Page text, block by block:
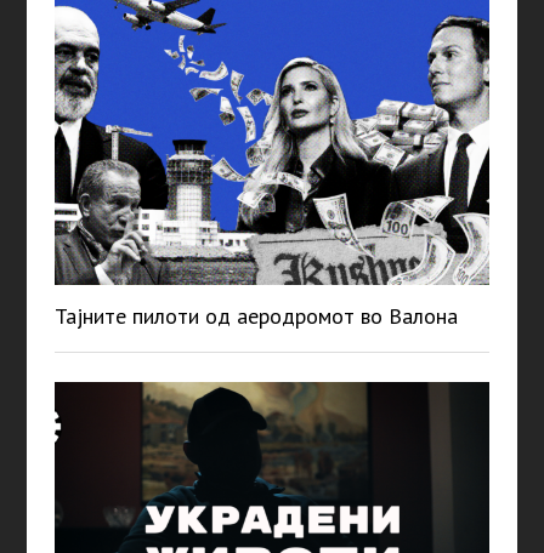
Тајните пилоти од аеродромот во Валона